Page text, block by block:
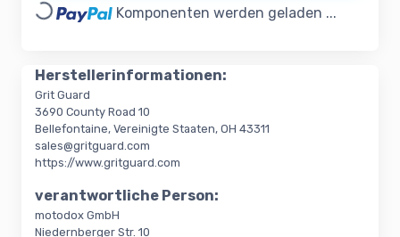
Loading... Komponenten werden geladen ...
Herstellerinformationen:
Grit Guard
3690 County Road 10
Bellefontaine, Vereinigte Staaten, OH 43311
sales@gritguard.com
https://www.gritguard.com
verantwortliche Person:
motodox GmbH
Niedernberger Str. 10